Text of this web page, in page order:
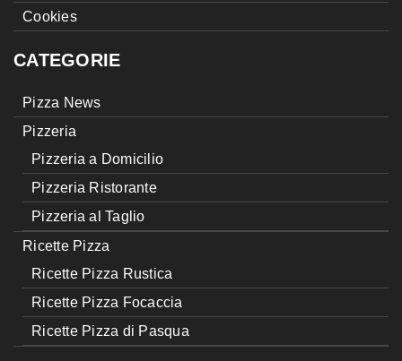
Cookies
CATEGORIE
Pizza News
Pizzeria
Pizzeria a Domicilio
Pizzeria Ristorante
Pizzeria al Taglio
Ricette Pizza
Ricette Pizza Rustica
Ricette Pizza Focaccia
Ricette Pizza di Pasqua